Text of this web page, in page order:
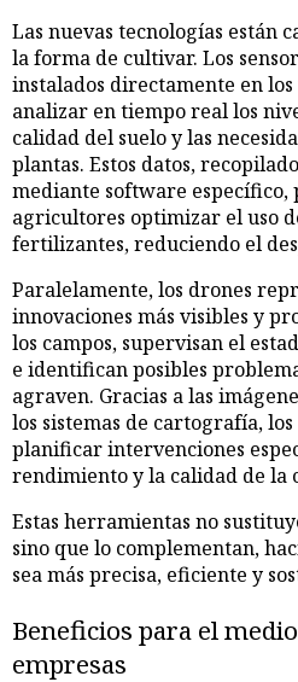
Las nuevas tecnologías están
la forma de cultivar. Los
instalados directamente en
analizar en tiempo real los
calidad del suelo y las
plantas. Estos datos,
mediante software específico,
agricultores optimizar el uso
fertilizantes, reduciendo el
Paralelamente, los drones
innovaciones más visibles y
los campos, supervisan el
e identifican posibles
agraven. Gracias a las
los sistemas de cartografía,
planificar intervenciones
rendimiento y la calidad de la
Estas herramientas no
sino que lo complementan,
sea más precisa, eficiente y
Beneficios para el
empresas